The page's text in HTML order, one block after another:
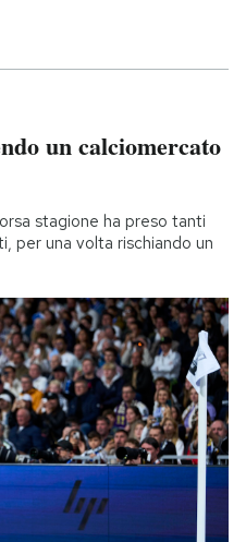
un calciomercato
stagione ha preso tanti
per una volta rischiando un